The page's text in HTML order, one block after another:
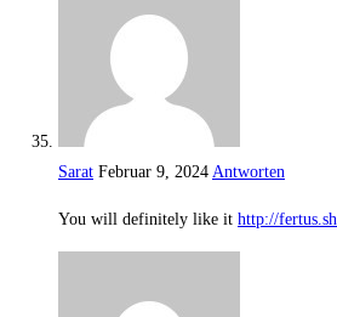
Sarat Februar 9, 2024 Antworten
You will definitely like it http://